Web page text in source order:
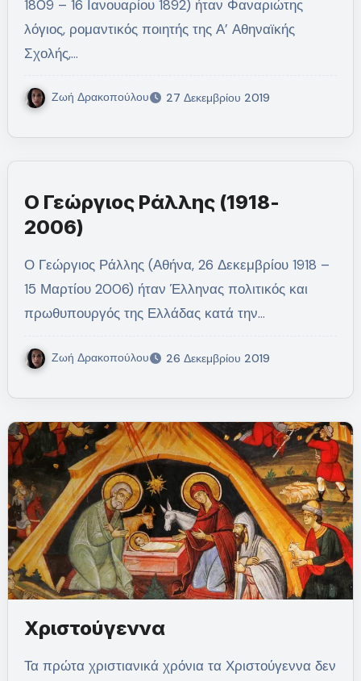
1809 – 16 Ιανουαρίου 1892) ήταν Φαναριώτης
λόγιος, ρομαντικός ποιητής της Α’ Αθηναϊκής
Σχολής,…
Ζωή Δρακοπούλου 27 Δεκεμβρίου 2019
Ο Γεώργιος Ράλλης (1918-
2006)
Ο Γεώργιος Ράλλης (Αθήνα, 26 Δεκεμβρίου 1918 –
15 Μαρτίου 2006) ήταν Έλληνας πολιτικός και
πρωθυπουργός της Ελλάδας κατά την…
Ζωή Δρακοπούλου 26 Δεκεμβρίου 2019
Χριστούγεννα
Τα πρώτα χριστιανικά χρόνια τα Χριστούγεννα δεν